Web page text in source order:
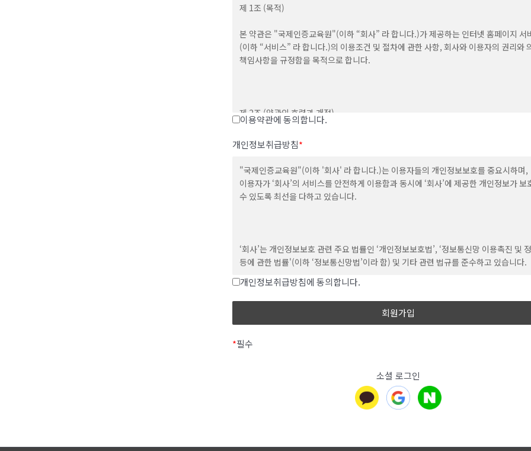
제 1조 (목적)
본 약관은 "국제인증교육원"(이하 “회사” 라 합니다.)가 제공하는 인터넷 홈페이지 서
(이하 “서비스” 라 합니다.)의 이용조건 및 절차에 관한 사항, 회사와 이용자의 권리와
책임사항을 규정함을 목적으로 합니다.
제 2조 (약관의 효력과 개정)
1. 회사는 귀하가 본 약관 내용에 동의하는 경우, 회사의 서비스 제공 행위 및 귀하의 서
사용 행위에 본 약관이 우선적으로 적용됩니다.
2. 회사는 본 약관을 사전 고지 없이 변경할 수 있고, 변경된 약관은 포털 내에 공지하거
mail을 통해 회원에게 공지하며, 공지와 동시에 그 효력이 발생됩니다. 이용자가 변경된
약관에 동의하지 않는 경우, 이용자는 본인의 회원등록을 취소(회원탈퇴)할 수 있으며
제 3조 (약관 외 준칙)
정보통신윤리위원회심의규정, 정보통신 윤리강령, 프로그램보호법 및 기타 관련 법령의
규정에 의합니다.
이 약관에서 사용하는 용어의 정의는 다음과 같습니다.
이용약관에 동의합니다.
개인정보취급방침*
"국제인증교육원"(이하 '회사' 라 합니다.)는 이용자들의 개인정보보호를 중요시하며,
이용자가 ‘회사’의 서비스를 안전하게 이용함과 동시에 ‘회사’에 제공한 개인정보가 보
수 있도록 최선을 다하고 있습니다.
‘회사’는 개인정보보호 관련 주요 법률인 ‘개인정보보호법’, ‘정보통신망 이용촉진 및
등에 관한 법률'(이하 ‘정보통신망법’이라 함) 및 기타 관련 법규를 준수하고 있습니다.
이에 대해 관련 법률에 의거하여 ‘개인정보처리방침’을 정하여 사내에 비치하고, 홈페이
화면을 포함한 모든 페이지 하단에 링크를 통하여 게시하며 이용자의 개인정보 보호를
어떤 조치를 취하고 있는지를 공개하여 이용자가 언제나 용이하게 열람하고 확인 할 수
하고 있습니다.
사내에 변경된 내용을 게시하고 비치하여 방문 고객들이 언제나 쉽게 변경 된 내용을 확
있도록 적절한 조치를 취하고 있습니다. ‘회사’의 개인정보처리방침은 다음과 같은 내용
개인정보취급방침에 동의합니다.
*필수
소셜 로그인